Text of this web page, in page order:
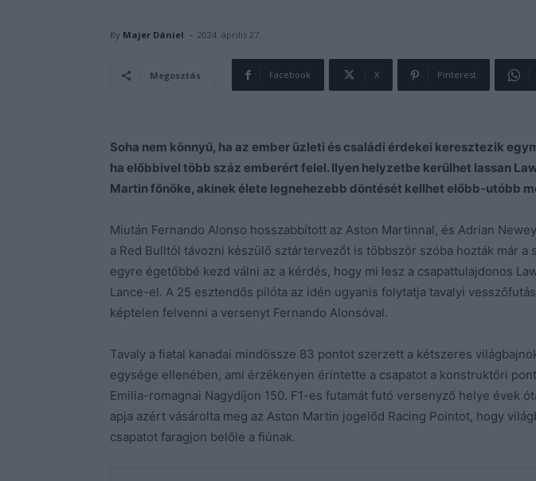
By Majer Dániel - 2024. április 27.
Megosztás Facebook X Pinterest
Soha nem könnyű, ha az ember üzleti és családi érdekei keresztezik
ha előbbivel több száz emberért felel. Ilyen helyzetbe kerülhet lassan
Martin főnöke, akinek élete legnehezebb döntését kellhet előbb-utóbb
Miután Fernando Alonso hosszabbított az Aston Martinnal, és Adrian
a Red Bulltól távozni készülő sztártervezőt is többször szóba hozták már a
egyre égetőbbé kezd válni az a kérdés, hogy mi lesz a csapattulajdonos
Lance-el. A 25 esztendős pilóta az idén ugyanis folytatja tavalyi
képtelen felvenni a versenyt Fernando Alonsóval.
Tavaly a fiatal kanadai mindössze 83 pontot szerzett a kétszeres
egysége ellenében, ami érzékenyen érintette a csapatot a konstruktőri
Emilia-romagnai Nagydíjon 150. F1-es futamát futó versenyző helye évek
apja azért vásárolta meg az Aston Martin jogelőd Racing Pointot, hogy
csapatot faragjon belőle a fiúnak.